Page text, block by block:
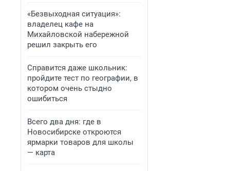
«Безвыходная ситуация»:
владелец кафе на
Михайловской набережной
решил закрыть его
Справится даже школьник:
пройдите тест по географии, в
котором очень стыдно
ошибиться
Всего два дня: где в
Новосибирске откроются
ярмарки товаров для школы
— карта